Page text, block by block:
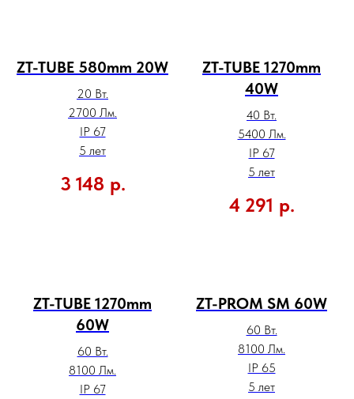
ZT-TUBE 580mm 20W
20 Вт.
2700 Лм.
IP 67
5 лет
3 148 р.
ZT-TUBE 1270mm
40W
40 Вт.
5400 Лм.
IP 67
5 лет
4 291 р.
ZT-TUBE 1270mm
60W
60 Вт.
8100 Лм.
IP 67
ZT-PROM SM 60W
60 Вт.
8100 Лм.
IP 65
5 лет